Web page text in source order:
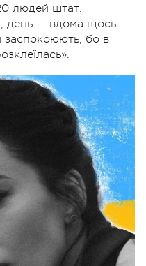
людей штат.
день — вдома щось
заспокоюють, бо в